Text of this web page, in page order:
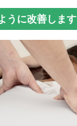
うに改善します